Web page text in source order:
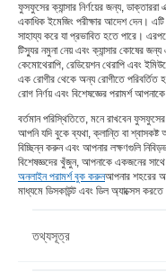
ফুসফুসের ক্যান্সার নির্ণয়ের জন্য,
একাধিক ইমেজিং পরীক্ষার আদেশ দেন। এটি
সাহায্য করে যা প্রভাবিত হতে পারে।
টিস্যুর নমুনা নেয় এবং ক্যান্সার কোষের জন্য
কেমোথেরাপি, রেডিয়েশন থেরাপি এবং
এক রোগীর থেকে অন্য রোগীতে পরিবর্তিত
রোগ নির্ণয় এবং বিশেষজ্ঞের পরামর্শ
বর্তমান পরিস্থিতিতে, মনে রাখবেন
আপনি যদি বুকে ব্যথা, ক্লান্তি বা
বিচ্ছিন্ন করুন এবং আপনার লক্ষণগুলি
বিশেষজ্ঞদের খুঁজুন, আপনাকে একজনের
অনলাইন পরামর্শ বুক করুনআপনার শহরের
মাধ্যমে ডিসকাউন্ট এবং ডিল অ্যাক্সেস করতে
তথ্যসূত্র